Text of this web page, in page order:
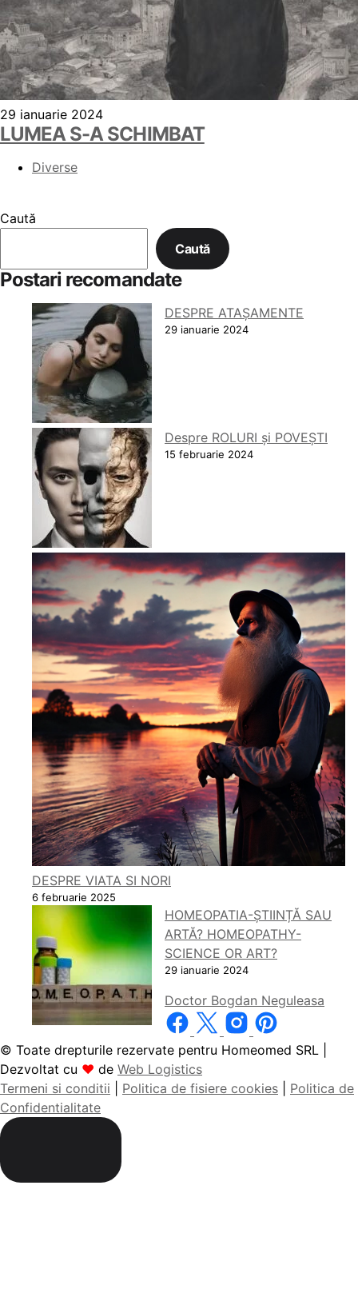
29 ianuarie 2024
LUMEA S-A SCHIMBAT
Diverse
Caută
Caută
Postari recomandate
DESPRE ATAȘAMENTE
29 ianuarie 2024
Despre ROLURI și POVEȘTI
15 februarie 2024
DESPRE VIATA SI NORI
6 februarie 2025
HOMEOPATIA-ȘTIINȚĂ SAU
ARTĂ? HOMEOPATHY-
SCIENCE OR ART?
29 ianuarie 2024
Doctor Bogdan Neguleasa
©️ Toate drepturile rezervate pentru Homeomed SRL |
Dezvoltat cu ❤ de Web Logistics
Termeni si conditii
Politica de fisiere cookies
Politica de
Confidentialitate